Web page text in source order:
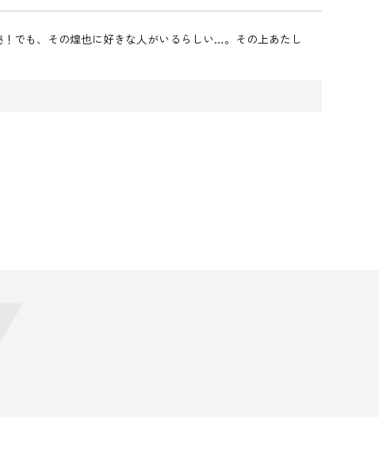
でも、その煌也に好きな人がいるらしい…。その上あたし